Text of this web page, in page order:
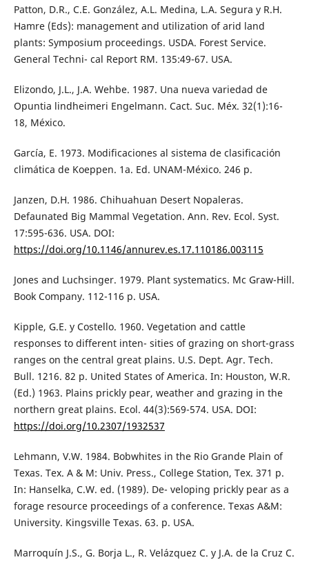
Patton, D.R., C.E. González, A.L. Medina, L.A. Segura y R.H.
Hamre (Eds): management and utilization of arid land
plants: Symposium proceedings. USDA. Forest Service.
General Techni- cal Report RM. 135:49-67. USA.
Elizondo, J.L., J.A. Wehbe. 1987. Una nueva variedad de
Opuntia lindheimeri Engelmann. Cact. Suc. Méx. 32(1):16-
18, México.
García, E. 1973. Modificaciones al sistema de clasificación
climática de Koeppen. 1a. Ed. UNAM-México. 246 p.
Janzen, D.H. 1986. Chihuahuan Desert Nopaleras.
Defaunated Big Mammal Vegetation. Ann. Rev. Ecol. Syst.
17:595-636. USA. DOI:
https://doi.org/10.1146/annurev.es.17.110186.003115
Jones and Luchsinger. 1979. Plant systematics. Mc Graw-Hill.
Book Company. 112-116 p. USA.
Kipple, G.E. y Costello. 1960. Vegetation and cattle
responses to different inten- sities of grazing on short-grass
ranges on the central great plains. U.S. Dept. Agr. Tech.
Bull. 1216. 82 p. United States of America. In: Houston, W.R.
(Ed.) 1963. Plains prickly pear, weather and grazing in the
northern great plains. Ecol. 44(3):569-574. USA. DOI:
https://doi.org/10.2307/1932537
Lehmann, V.W. 1984. Bobwhites in the Rio Grande Plain of
Texas. Tex. A & M: Univ. Press., College Station, Tex. 371 p.
In: Hanselka, C.W. ed. (1989). De- veloping prickly pear as a
forage resource proceedings of a conference. Texas A&M:
University. Kingsville Texas. 63. p. USA.
Marroquín J.S., G. Borja L., R. Velázquez C. y J.A. de la Cruz C.